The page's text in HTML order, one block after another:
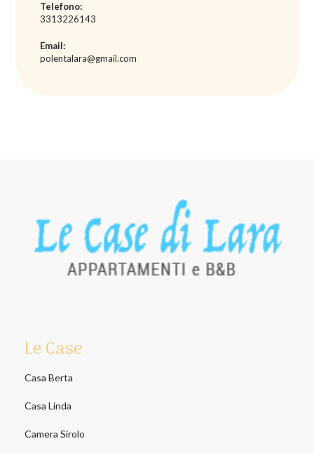
Telefono:
3313226143
Email:
polentalara@gmail.com
Le Case
Casa Berta
Casa Linda
Camera Sirolo